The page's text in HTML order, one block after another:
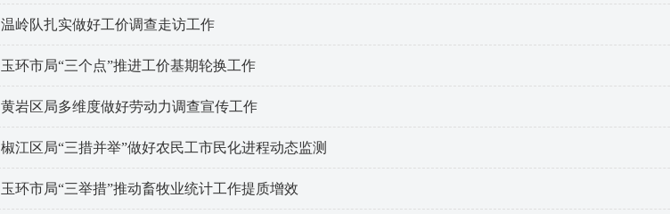
温岭队扎实做好工价调查走访工作
玉环市局“三个点”推进工价基期轮换工作
黄岩区局多维度做好劳动力调查宣传工作
椒江区局“三措并举”做好农民工市民化进程动态监测
玉环市局“三举措”推动畜牧业统计工作提质增效